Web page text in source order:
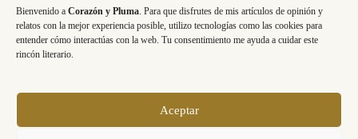
Bienvenido a Corazón y Pluma. Para que disfrutes de mis artículos de opinión y
relatos con la mejor experiencia posible, utilizo tecnologías como las cookies para
entender cómo interactúas con la web. Tu consentimiento me ayuda a cuidar este
rincón literario.
Aceptar
demás por lo que son, no por lo que tienen o lo que hacen. No es lo
normal en el mundo que nos venden en televisión, en esa sociedad
«inhumana» donde parece que importa más lo que haces que lo que
eres. Donde te hacen subir y bajar en medio minuto. O sólo les
importas en la medida en que pueden sacarte algo. Las personas son
Hay otras opciones, sólo hay que buscarlas. Cada uno debe buscar sus
respuestas, dentro o fuera. Lo que crea que es lo mejor para dejar ese